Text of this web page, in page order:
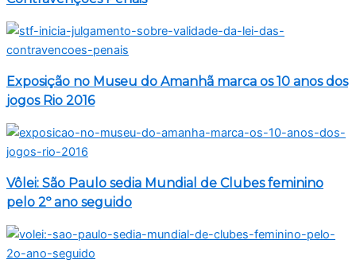
Exposição no Museu do Amanhã marca os 10 anos dos
jogos Rio 2016
Vôlei: São Paulo sedia Mundial de Clubes feminino
pelo 2º ano seguido